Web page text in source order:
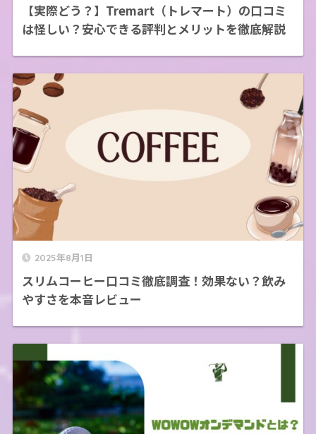
【実際どう？】Tremart（トレマート）の口コミ
は怪しい？安心できる評判とメリットを徹底解説
2025年8月1日
スリムコーヒー口コミ徹底調査！効果ない？飲み
やすさを本音レビュー